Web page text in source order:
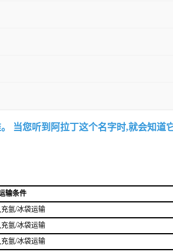
当您听到阿拉丁这个名字时,就会知道
输条件
充氩/冰袋运输
充氩/冰袋运输
充氩/冰袋运输